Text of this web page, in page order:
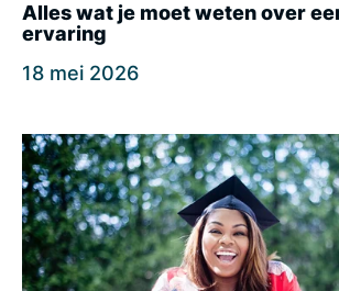
Alles wat je moet weten over
ervaring
18 mei 2026